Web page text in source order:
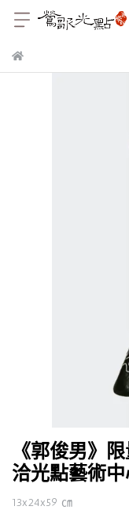
《郭俊男》
洽光點藝術
13x24x59 ㎝